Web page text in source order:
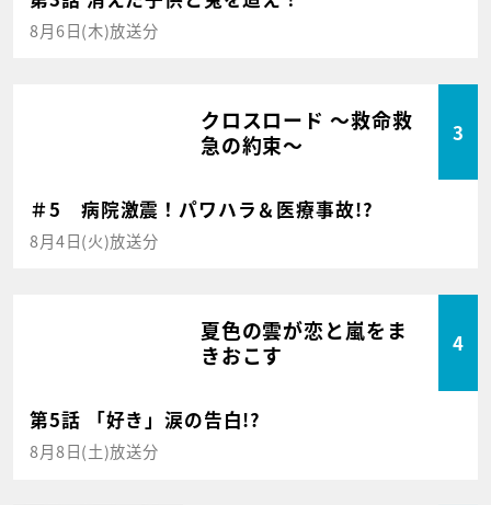
8月6日(木)放送分
クロスロード ～救命救
急の約束～
3
＃5 病院激震！パワハラ＆医療事故!?
8月4日(火)放送分
夏色の雲が恋と嵐をま
きおこす
4
第5話 「好き」涙の告白!?
8月8日(土)放送分